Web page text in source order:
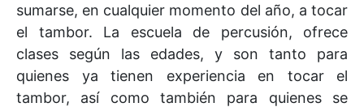
sumarse, en cualquier momento del año, a tocar
el tambor. La escuela de percusión, ofrece
clases según las edades, y son tanto para
quienes ya tienen experiencia en tocar el
tambor, así como también para quienes se